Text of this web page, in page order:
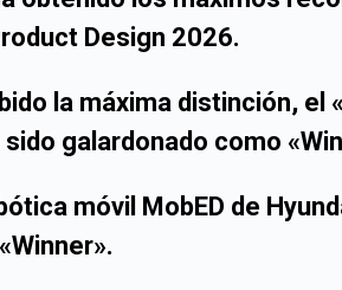
Design 2026.
la máxima distinción, el
sido galardonado como
móvil MobED de
«Winner».